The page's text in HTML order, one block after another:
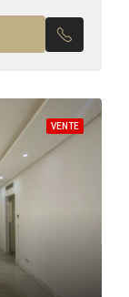
VENTE